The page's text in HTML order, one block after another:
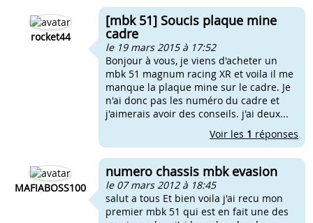
rocket44
[mbk 51] Soucis plaque mine
cadre
le 19 mars 2015 à 17:52
Bonjour à vous, je viens d'acheter un
mbk 51 magnum racing XR et voila il me
manque la plaque mine sur le cadre. Je
n'ai donc pas les numéro du cadre et
j'aimerais avoir des conseils. j'ai deux...
Voir les 1 réponses
MAFIABOSS100
numero chassis mbk evasion
le 07 mars 2012 à 18:45
salut a tous Et bien voila j'ai recu mon
premier mbk 51 qui est en fait une des